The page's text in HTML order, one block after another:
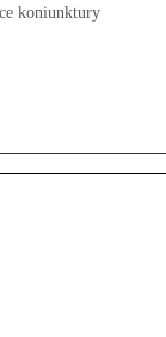
koniunktury